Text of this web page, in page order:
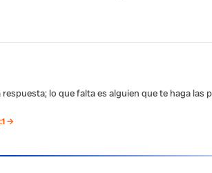
respuesta; lo que falta es alguien que te haga las
→